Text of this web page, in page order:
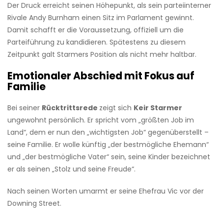
Der Druck erreicht seinen Höhepunkt, als sein parteiinterner
Rivale Andy Burnham einen Sitz im Parlament gewinnt.
Damit schafft er die Voraussetzung, offiziell um die
Parteiführung zu kandidieren. Spätestens zu diesem
Zeitpunkt galt Starmers Position als nicht mehr haltbar.
Emotionaler Abschied mit Fokus auf
Familie
Bei seiner Rücktrittsrede zeigt sich Keir Starmer
ungewohnt persönlich. Er spricht vom „größten Job im
Land“, dem er nun den „wichtigsten Job“ gegenüberstellt –
seine Familie. Er wolle künftig „der bestmögliche Ehemann“
und „der bestmögliche Vater“ sein, seine Kinder bezeichnet
er als seinen „Stolz und seine Freude“.
Nach seinen Worten umarmt er seine Ehefrau Vic vor der
Downing Street.